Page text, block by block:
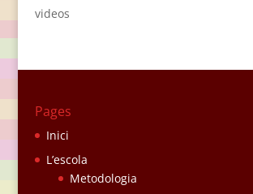
videos
Pages
Inici
L’escola
Metodologia